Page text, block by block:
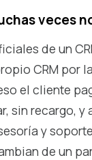
veces
de un
CRM por
el cliente
sin recargo, y
y
de un